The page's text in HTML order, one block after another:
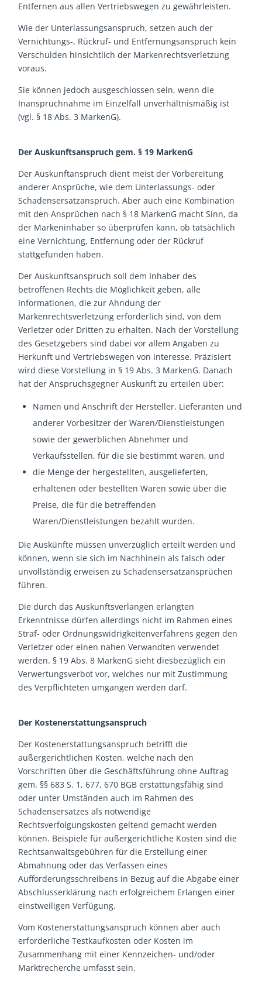
Entfernen aus allen Vertriebswegen zu gewährleisten.
Wie der Unterlassungsanspruch, setzen auch der
Vernichtungs-, Rückruf- und Entfernungsanspruch kein
Verschulden hinsichtlich der Markenrechtsverletzung
voraus.
Sie können jedoch ausgeschlossen sein, wenn die
Inanspruchnahme im Einzelfall unverhältnismäßig ist
(vgl. § 18 Abs. 3 MarkenG).
Der Auskunftsanspruch gem. § 19 MarkenG
Der Auskunftanspruch dient meist der Vorbereitung
anderer Ansprüche, wie dem Unterlassungs- oder
Schadensersatzanspruch. Aber auch eine Kombination
mit den Ansprüchen nach § 18 MarkenG macht Sinn, da
der Markeninhaber so überprüfen kann, ob tatsächlich
eine Vernichtung, Entfernung oder der Rückruf
stattgefunden haben.
Der Auskunftsanspruch soll dem Inhaber des
betroffenen Rechts die Möglichkeit geben, alle
Informationen, die zur Ahndung der
Markenrechtsverletzung erforderlich sind, von dem
Verletzer oder Dritten zu erhalten. Nach der Vorstellung
des Gesetzgebers sind dabei vor allem Angaben zu
Herkunft und Vertriebswegen von Interesse. Präzisiert
wird diese Vorstellung in § 19 Abs. 3 MarkenG. Danach
hat der Anspruchsgegner Auskunft zu erteilen über:
Namen und Anschrift der Hersteller, Lieferanten und
anderer Vorbesitzer der Waren/Dienstleistungen
sowie der gewerblichen Abnehmer und
Verkaufsstellen, für die sie bestimmt waren, und
die Menge der hergestellten, ausgelieferten,
erhaltenen oder bestellten Waren sowie über die
Preise, die für die betreffenden
Waren/Dienstleistungen bezahlt wurden.
Die Auskünfte müssen unverzüglich erteilt werden und
können, wenn sie sich im Nachhinein als falsch oder
unvollständig erweisen zu Schadensersatzansprüchen
führen.
Die durch das Auskunftsverlangen erlangten
Erkenntnisse dürfen allerdings nicht im Rahmen eines
Straf- oder Ordnungswidrigkeitenverfahrens gegen den
Verletzer oder einen nahen Verwandten verwendet
werden. § 19 Abs. 8 MarkenG sieht diesbezüglich ein
Verwertungsverbot vor, welches nur mit Zustimmung
des Verpflichteten umgangen werden darf.
Der Kostenerstattungsanspruch
Der Kostenerstattungsanspruch betrifft die
außergerichtlichen Kosten, welche nach den
Vorschriften über die Geschäftsführung ohne Auftrag
gem. §§ 683 S. 1, 677, 670 BGB erstattungsfähig sind
oder unter Umständen auch im Rahmen des
Schadensersatzes als notwendige
Rechtsverfolgungskosten geltend gemacht werden
können. Beispiele für außergerichtliche Kosten sind die
Rechtsanwaltsgebühren für die Erstellung einer
Abmahnung oder das Verfassen eines
Aufforderungsschreibens in Bezug auf die Abgabe einer
Abschlusserklärung nach erfolgreichem Erlangen einer
einstweiligen Verfügung.
Vom Kostenerstattungsanspruch können aber auch
erforderliche Testkaufkosten oder Kosten im
Zusammenhang mit einer Kennzeichen- und/oder
Marktrecherche umfasst sein.